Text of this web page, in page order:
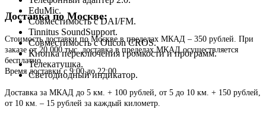
EduMic.
Совместимость с DAI/FM.
Tinnitus SoundSupport.
Совместимость с Oticon CROS.
Кнопка переключения громкости и программ.
Телекатушка.
Светодиодный индикатор.
Доставка по Москве:
Стоимость доставки по Москве в пределах МКАД – 350 рублей. При
заказе от 20 000 тыс. доставка в пределах МКАД осуществляется
бесплатно.
Время доставки с 9:00 до 22:00.
Доставка за МКАД до 5 км. + 100 рублей, от 5 до 10 км. + 150 рублей,
от 10 км. – 15 рублей за каждый километр.